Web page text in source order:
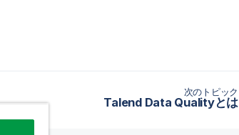
次のトピック
Talend Data Qualityとは